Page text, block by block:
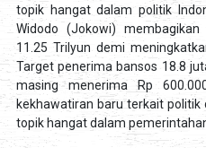
topik hangat dalam politik
Widodo (Jokowi)
11.25 Trilyun demi
Target penerima bansos 18.8
masing menerima Rp
kekhawatiran baru terkait
topik hangat dalam